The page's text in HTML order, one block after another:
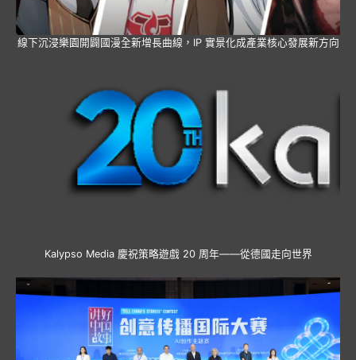
線下沉浸樂園開闢國漫全新增長曲線，IP 實景化成產業核心發展新方向
Kalypso Media 慶祝策略遊戲 20 周年——從德國走向世界